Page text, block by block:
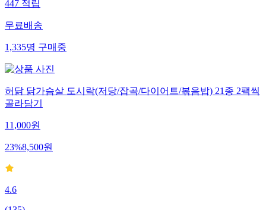
447적립
무료배송
1,335명구매중
허닭 닭가슴살 도시락(저당/잡곡/다이어트/볶음밥) 21종 2팩씩
골라담기
11,000원
23%8,500원
4.6